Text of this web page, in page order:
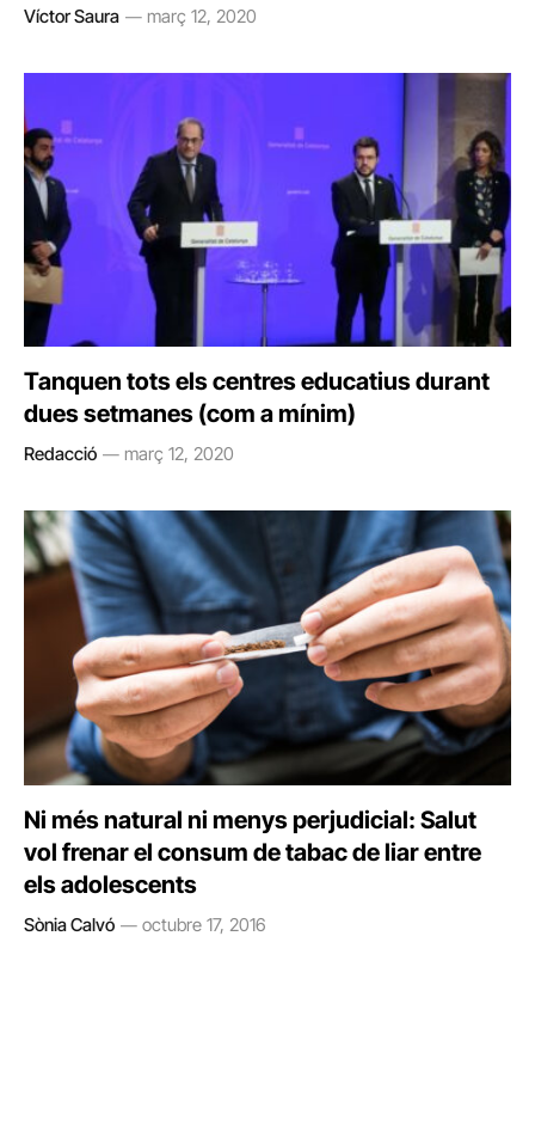
Víctor Saura març 12, 2020
Tanquen tots els centres educatius durant
dues setmanes (com a mínim)
Redacció març 12, 2020
Ni més natural ni menys perjudicial: Salut
vol frenar el consum de tabac de liar entre
els adolescents
Sònia Calvó octubre 17, 2016